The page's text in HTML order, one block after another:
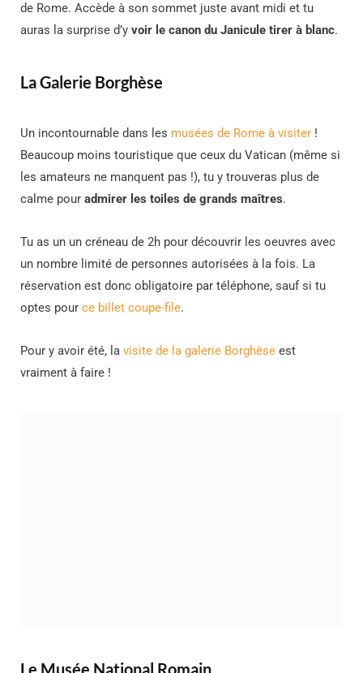
de Rome. Accède à son sommet juste avant midi et tu
auras la surprise d’y voir le canon du Janicule tirer à blanc.
La Galerie Borghèse
Un incontournable dans les musées de Rome à visiter !
Beaucoup moins touristique que ceux du Vatican (même si
les amateurs ne manquent pas !), tu y trouveras plus de
calme pour admirer les toiles de grands maîtres.
Tu as un un créneau de 2h pour découvrir les oeuvres avec
un nombre limité de personnes autorisées à la fois. La
réservation est donc obligatoire par téléphone, sauf si tu
optes pour ce billet coupe-file.
Pour y avoir été, la visite de la galerie Borghèse est
vraiment à faire !
Le Musée National Romain